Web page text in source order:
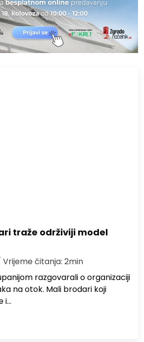
traže održiviji model
Vrijeme čitanja: 2min
razgovarali o organizaciji
na otok. Mali brodari koji
i…